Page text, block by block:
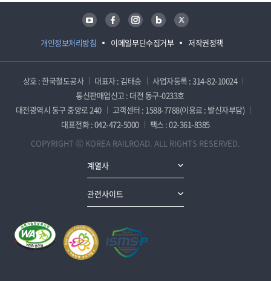
개인정보처리방침 이메일무단수집거부 저작권정책
유튜브 페이스북 인스타그램 블로그 트위터
상호 : 한국철도공사 대표자 : 김태승
사업자등록 : 314-82-10024
통신판매업신고 : 대전 동구-0233호
대전광역시 동구 중앙로 240
고객센터 : 1588-7788(이용료 : 발신자부담)
대표전화 : 042-472-5000
팩스 : 02-361-8385
COPYRIGHT ⓒ KOREA RAILROAD. ALL RIGHTS RESERVED.
계열사
관련사이트